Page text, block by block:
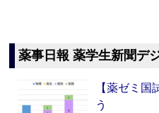
薬事日報 薬学生新聞デ
【薬ゼミ国
う